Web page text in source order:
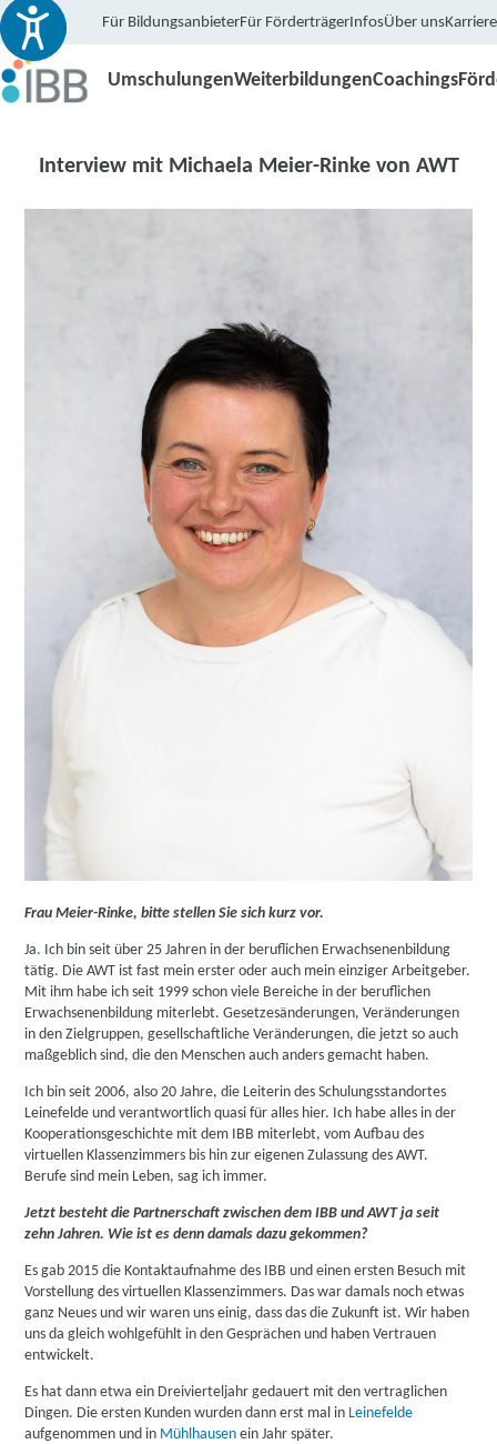
Für BildungsanbieterFür FörderträgerInfosÜber unsKarriere
UmschulungenWeiterbildungenCoachings
Interview mit Michaela Meier-Rinke von AWT
Frau Meier-Rinke, bitte stellen Sie sich kurz vor.
Ja. Ich bin seit über 25 Jahren in der beruflichen Erwachsenenbildung
tätig. Die AWT ist fast mein erster oder auch mein einziger Arbeitgeber.
Mit ihm habe ich seit 1999 schon viele Bereiche in der beruflichen
Erwachsenenbildung miterlebt. Gesetzesänderungen, Veränderungen
in den Zielgruppen, gesellschaftliche Veränderungen, die jetzt so auch
maßgeblich sind, die den Menschen auch anders gemacht haben.
Ich bin seit 2006, also 20 Jahre, die Leiterin des Schulungsstandortes
Leinefelde und verantwortlich quasi für alles hier. Ich habe alles in der
Kooperationsgeschichte mit dem IBB miterlebt, vom Aufbau des
virtuellen Klassenzimmers bis hin zur eigenen Zulassung des AWT.
Berufe sind mein Leben, sag ich immer.
Jetzt besteht die Partnerschaft zwischen dem IBB und AWT ja seit
zehn Jahren. Wie ist es denn damals dazu gekommen?
Es gab 2015 die Kontaktaufnahme des IBB und einen ersten Besuch mit
Vorstellung des virtuellen Klassenzimmers. Das war damals noch etwas
ganz Neues und wir waren uns einig, dass das die Zukunft ist. Wir haben
uns da gleich wohlgefühlt in den Gesprächen und haben Vertrauen
entwickelt.
Es hat dann etwa ein Dreivierteljahr gedauert mit den vertraglichen
Dingen. Die ersten Kunden wurden dann erst mal in Leinefelde
aufgenommen und in Mühlhausen ein Jahr später.